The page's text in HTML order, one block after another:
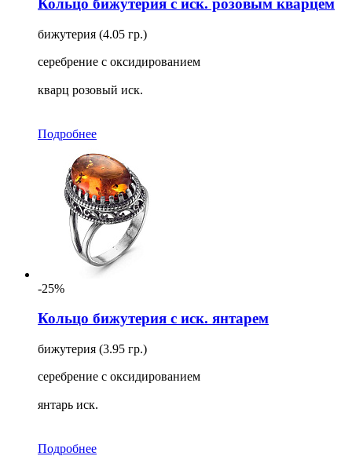
Кольцо бижутерия с иск. розовым кварцем
бижутерия (4.05 гр.)
серебрение с оксидированием
кварц розовый иск.
Подробнее
-25%
Кольцо бижутерия с иск. янтарем
бижутерия (3.95 гр.)
серебрение с оксидированием
янтарь иск.
Подробнее